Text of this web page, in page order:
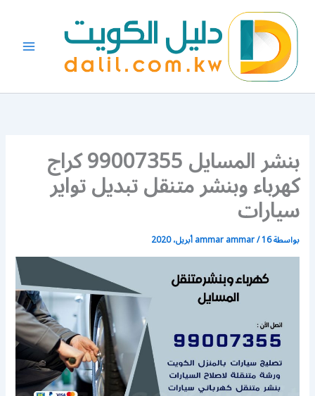
المحتوى
بنشر المسايل 99007355 كراج
كهرباء وبنشر متنقل تبديل تواير
سيارات
بواسطة ammar ammar/16 أبريل، 2020